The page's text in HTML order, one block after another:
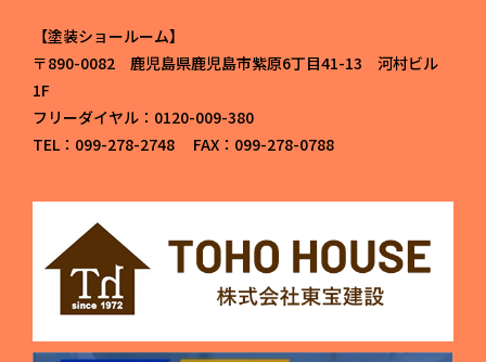
塗装ショールーム
〒890-0082 鹿児島県鹿児島市紫原6丁目41-13 河村ビル
1F
フリーダイヤル：0120-009-380
TEL：099-278-2748 FAX：099-278-0788